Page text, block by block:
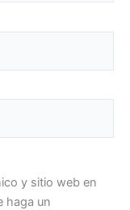
y sitio web en
haga un